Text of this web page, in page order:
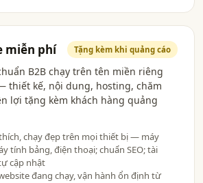
miễn phí Tặng kèm khi quảng cáo
B2B chạy trên tên miền riêng
thiết kế, nội dung, hosting, chăm
lợi tặng kèm khách hàng quảng
chạy đẹp trên mọi thiết bị — máy
tính bảng, điện thoại; chuẩn SEO; tài
cập nhật
đang chạy, vận hành ổn định từ